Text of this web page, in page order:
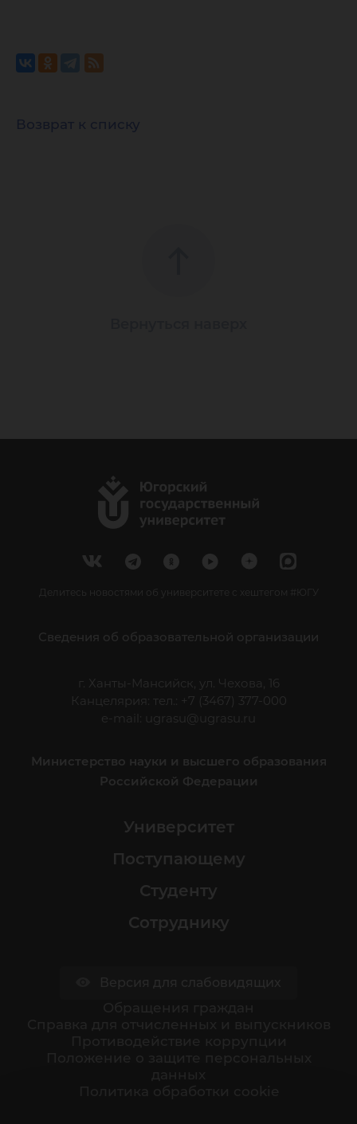
Возврат к списку
Делитесь новостями об университете с хештегом #ЮГУ
Сведения об образовательной организации
г. Ханты-Мансийск, ул. Чехова, 16
Канцелярия: тел.: +7 (3467) 377-000
e-mail:
ugrasu@ugrasu.ru
Министерство науки и высшего образования
Российской Федерации
Университет
Поступающему
Студенту
Сотруднику